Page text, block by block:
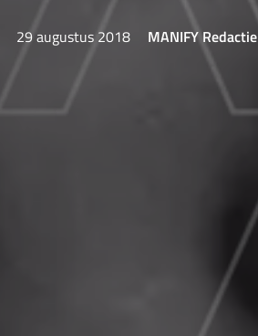
29 augustus 2018 MANIFY Redactie